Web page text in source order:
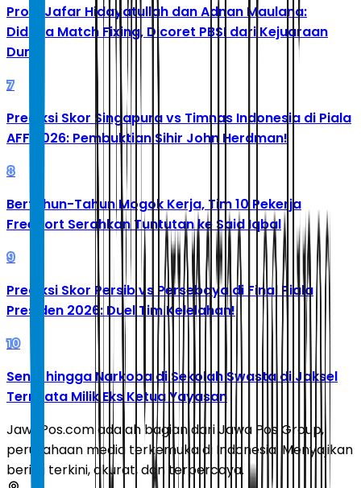
Profil Jafar Hidayatullah dan Adnan Maulana:
Diduga Match Fixing, Dicoret PBSI dari Kejuaraan
Dunia
7
Prediksi Skor Singapura vs Timnas Indonesia di Piala
AFF 2026: Pembuktian Sihir John Herdman!
8
Bertahun-Tahun Mogok Kerja, Tim 10 Pekerja
Freeport Serahkan Tuntutan ke Said Iqbal
9
Prediksi Skor Persib vs Persebaya di Final Piala
Presiden 2026: Duel Tim Kelelahan!
10
Senpi hingga Narkoba di Sekolah Swasta di Jaksel
Ternyata Milik Eks Ketua Yayasan
JawaPos.com adalah bagian dari Jawa Pos Group,
perusahaan media terkemuka di Indonesia. Menyajikan
berita terkini, akurat, dan terpercaya.